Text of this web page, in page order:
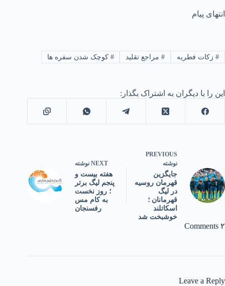
انتهای پیام
#زکات فطریه #مراجع تقلید # کوچک شدن سفره ها
این را با دیگران به اشتراک بگذار:
PREVIOUS
نوشته
جایگزین
قهرمان روسیه
در لیگ
قهرمانان ؛
اسکاتلند
خوشبخت شد
NEXT نوشته
هفته بیست و
پنجم لیگ برتر
؛ روز نخست
به کام مس
رفسنجان
۲ Comments
Leave a Reply